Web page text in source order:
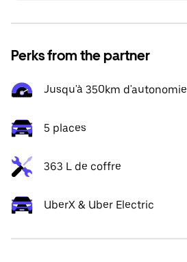
Perks from the partner
Jusqu'à 350km d'autonomie
5 places
363 L de coffre
UberX & Uber Electric